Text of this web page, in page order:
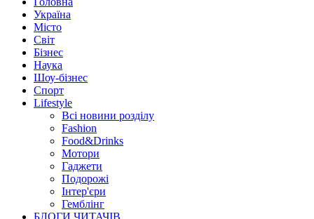
Україна
Місто
Світ
Бізнес
Наука
Шоу-бізнес
Спорт
Lifestyle
Всі новини розділу
Fashion
Food&Drinks
Мотори
Гаджети
Подорожі
Інтер'єри
Гемблінг
БЛОГИ ЧИТАЧІВ